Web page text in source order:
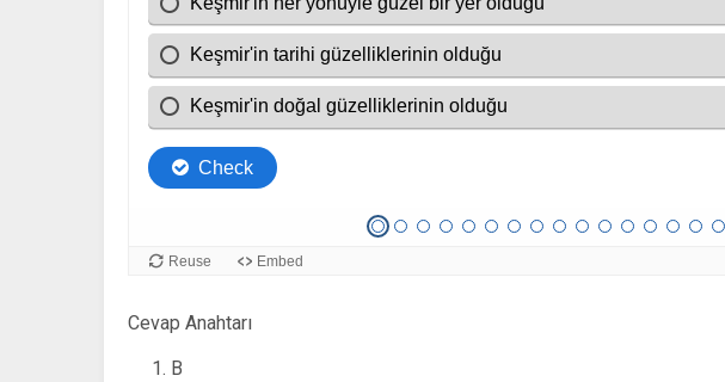
Cevap Anahtarı
B